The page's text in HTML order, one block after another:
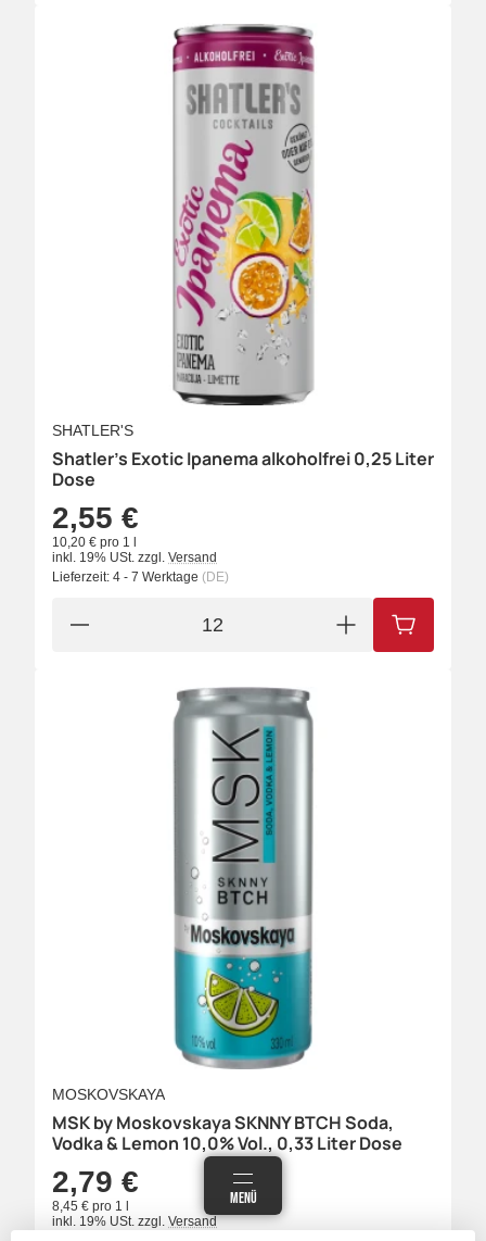
SHATLER'S
Shatler's Exotic Ipanema alkoholfrei 0,25 Liter
Dose
2,55 €
10,20 € pro 1 l
inkl. 19% USt. zzgl. Versand
Lieferzeit: 4 - 7 Werktage (DE)
IN DEN
MOSKOVSKAYA
MSK by Moskovskaya SKNNY BTCH Soda,
Vodka & Lemon 10,0% Vol., 0,33 Liter Dose
2,79 €
8,45 € pro 1 l
inkl. 19% USt. zzgl. Versand
MENÜ